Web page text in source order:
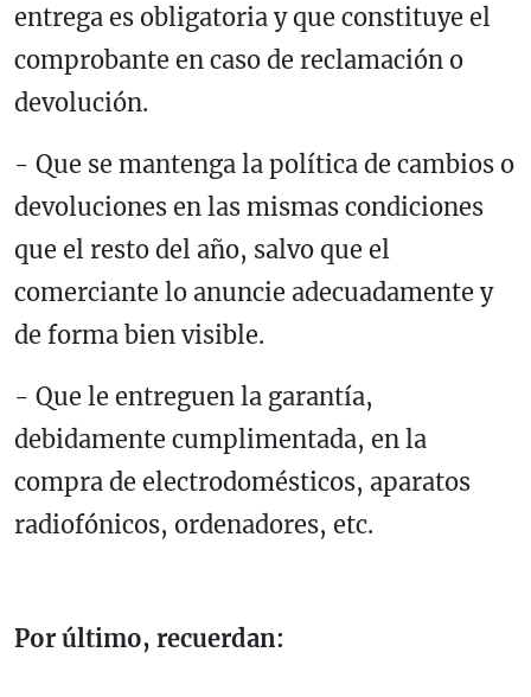
entrega es obligatoria y que constituye el
comprobante en caso de reclamación o
devolución.
- Que se mantenga la política de cambios o
devoluciones en las mismas condiciones
que el resto del año, salvo que el
comerciante lo anuncie adecuadamente y
de forma bien visible.
- Que le entreguen la garantía,
debidamente cumplimentada, en la
compra de electrodomésticos, aparatos
radiofónicos, ordenadores, etc.
Por último, recuerdan: